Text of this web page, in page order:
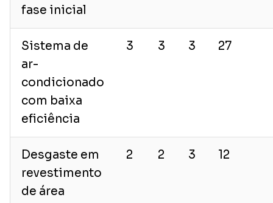
fase inicial
Sistema de
ar-
condicionado
com baixa
eficiência
3 3 3 27
Desgaste em
revestimento
de área
2 2 3 12